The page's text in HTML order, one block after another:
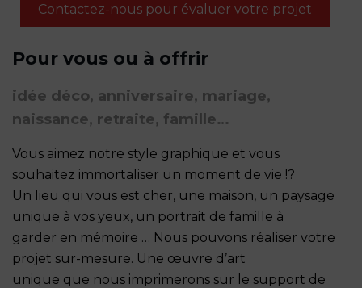
Contactez-nous pour évaluer votre projet
Pour vous ou à offrir
idée déco, anniversaire, mariage,
naissance, retraite, famille…
Vous aimez notre style graphique et vous
souhaitez immortaliser un moment de vie !?
Un lieu qui vous est cher, une maison, un paysage
unique à vos yeux, un portrait de famille à
garder en mémoire … Nous pouvons réaliser votre
projet sur-mesure. Une œuvre d’art
unique que nous imprimerons sur le support de